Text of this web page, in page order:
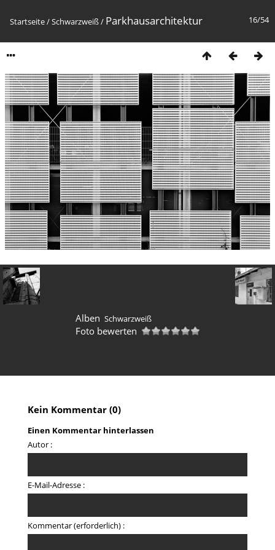
16/54
Startseite/Schwarzweiß/ Parkhausarchitektur
Alben Schwarzweiß
Foto bewerten
Kein Kommentar (0)
Einen Kommentar hinterlassen
Autor :
E-Mail-Adresse :
Kommentar (erforderlich) :